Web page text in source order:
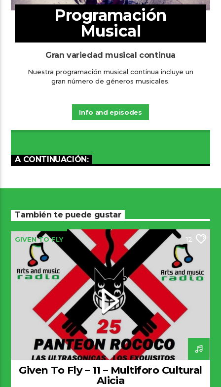
Programación
Musical
Gran variedad musical continua
Nuestra programación musical continua incluye un
gran número de géneros musicales.
Info and episodes
A CONTINUACIÓN:
También te puede gustar
GIVEN TO FLY 12
Given To Fly – 11 – Multiforo Cultural
Alicia